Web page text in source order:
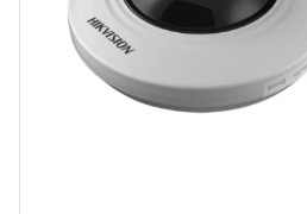
დეტალური მონაცემების გახსნა
მსგავსის შერჩევა